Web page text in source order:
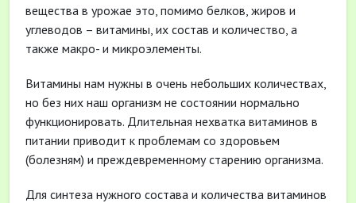
вещества в урожае это, помимо белков, жиров и
углеводов – витамины, их состав и количество, а
также макро- и микроэлементы.
Витамины нам нужны в очень небольших количествах,
но без них наш организм не состоянии нормально
функционировать. Длительная нехватка витаминов в
питании приводит к проблемам со здоровьем
(болезням) и преждевременному старению организма.
Для синтеза нужного состава и количества витаминов